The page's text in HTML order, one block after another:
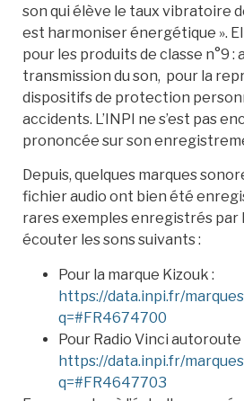
son qui élève le taux vibratoire
est harmoniser énergétique ».
pour les produits de classe n°9 :
transmission du son, pour la
dispositifs de protection
accidents. L’INPI ne s’est pas
prononcée sur son
Depuis, quelques marques
fichier audio ont bien été
rares exemples enregistrés par
écouter les sons suivants :
Pour la marque Kizouk :
https://data.inpi.fr/
q=#FR4674700
Pour Radio Vinci autoroute
https://data.inpi.fr/
q=#FR4647703